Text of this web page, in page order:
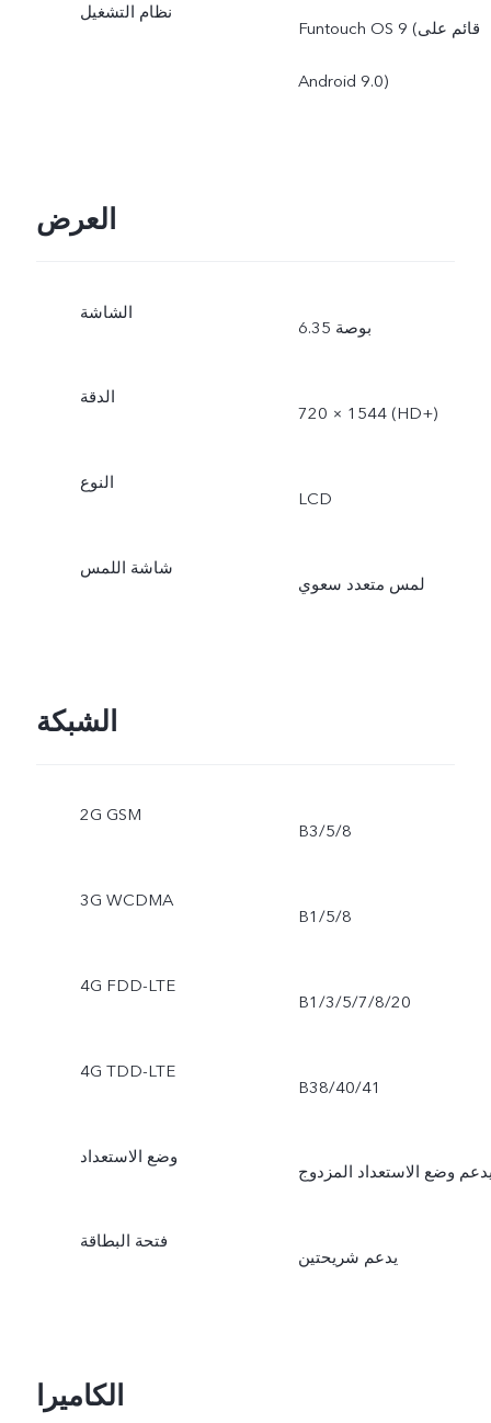
نظام التشغيل
Funtouch OS 9 (قائم على
Android 9.0)
العرض
الشاشة
6.35 بوصة
الدقة
720 × 1544 (HD+)
النوع
LCD
شاشة اللمس
لمس متعدد سعوي
الشبكة
2G GSM
B3/5/8
3G WCDMA
B1/5/8
4G FDD-LTE
B1/3/5/7/8/20
4G TDD-LTE
B38/40/41
وضع الاستعداد
وضع الاستعداد المزدوج
فتحة البطاقة
يدعم شريحتين
الكاميرا